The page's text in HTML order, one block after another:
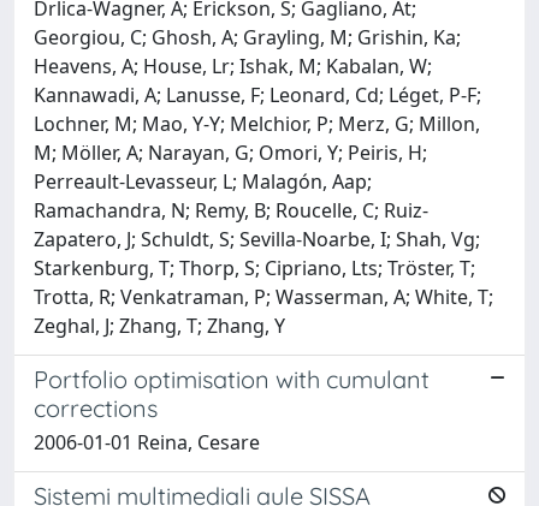
Drlica-Wagner, A; Erickson, S; Gagliano, At;
Georgiou, C; Ghosh, A; Grayling, M; Grishin, Ka;
Heavens, A; House, Lr; Ishak, M; Kabalan, W;
Kannawadi, A; Lanusse, F; Leonard, Cd; Léget, P-F;
Lochner, M; Mao, Y-Y; Melchior, P; Merz, G; Millon,
M; Möller, A; Narayan, G; Omori, Y; Peiris, H;
Perreault-Levasseur, L; Malagón, Aap;
Ramachandra, N; Remy, B; Roucelle, C; Ruiz-
Zapatero, J; Schuldt, S; Sevilla-Noarbe, I; Shah, Vg;
Starkenburg, T; Thorp, S; Cipriano, Lts; Tröster, T;
Trotta, R; Venkatraman, P; Wasserman, A; White, T;
Zeghal, J; Zhang, T; Zhang, Y
Portfolio optimisation with cumulant
corrections
2006-01-01 Reina, Cesare
Sistemi multimediali aule SISSA